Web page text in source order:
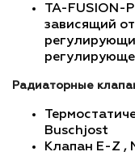
TA-FUSION-
зависящий
Радиаторные
Buschjost
Клапан E-Z ,